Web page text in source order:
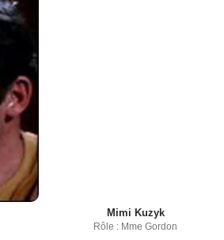
Mimi Kuzyk
Rôle : Mme Gordon